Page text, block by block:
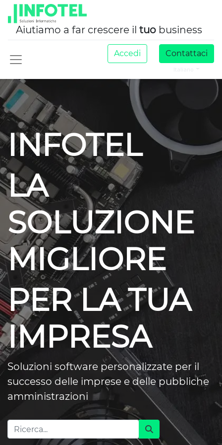
Aiutiamo a far crescere il tuo business
Accedi Contattaci
INFOTEL
LA
SOLUZIONE
MIGLIORE
PER LA TUA
IMPRESA
Soluzioni software personalizzate per il
successo delle imprese e delle pubbliche
amministrazioni